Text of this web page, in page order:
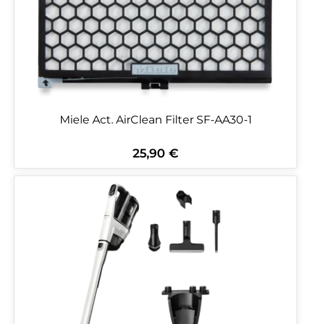
Miele Act. AirClean Filter SF-AA30-1
Regulärer Preis:
25,90 €